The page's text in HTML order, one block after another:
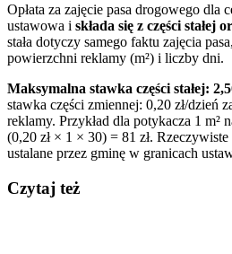
Opłata za zajęcie pasa drogowego dla
ustawowa i składa się z części stałej
stała dotyczy samego faktu zajęcia
powierzchni reklamy (m²) i liczby dni.
Maksymalna stawka części stałej:
stawka części zmiennej: 0,20 zł/dzień
reklamy. Przykład dla potykacza 1 m²
(0,20 zł × 1 × 30) = 81 zł.
ustalane przez gminę w granicach
Czytaj też